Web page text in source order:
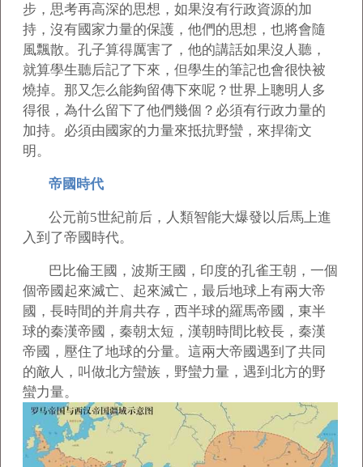
步，思考再高深的思想，如果沒有行政資源的加
持，沒有國家力量的保護，他們的思想，也將會隨
風飄散。孔子算得厲害了，他的講話如果沒人聽，
就算學生聽后記了下來，但學生的筆記也會很快被
燒掉。那又怎么能夠留傳下來呢？世界上聰明人多
得很，為什么留下了他們幾個？必須有行政力量的
加持。必須由國家的力量來抵抗野蠻，來捍衛文
明。
帝國時代
公元前5世紀前后，人類智能大爆發以后馬上進
入到了帝國時代。
巴比倫王國，波斯王國，印度的孔雀王朝，一個
個帝國起來滅亡、起來滅亡，最后地球上有兩大帝
國，長時間的并肩共存，西半球的羅馬帝國，東半
球的秦漢帝國，秦朝太短，漢朝時間比較長，秦漢
帝國，壓住了地球的分量。這兩大帝國遇到了共同
的敵人，叫做北方蠻族，野蠻力量，遇到北方的野
蠻力量。